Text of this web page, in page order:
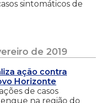
sintomáticos de
de 2019
ação contra
Horizonte
de casos
na região do